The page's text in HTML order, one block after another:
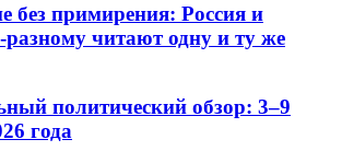
без примирения: Россия и
разному читают одну и ту же
политический обзор: 3–9
года